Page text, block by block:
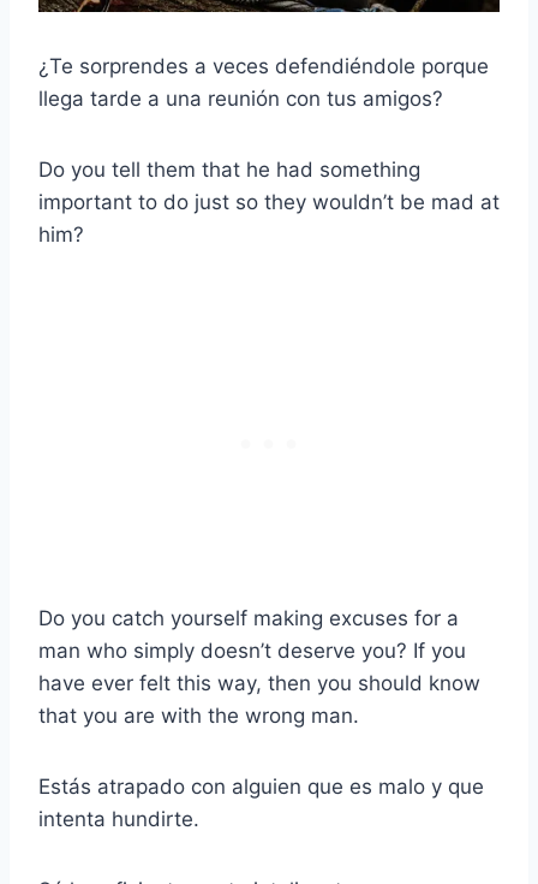
¿Te sorprendes a veces defendiéndole porque
llega tarde a una reunión con tus amigos?
Do you tell them that he had something
important to do just so they wouldn’t be mad at
him?
Do you catch yourself making excuses for a
man who simply doesn’t deserve you? If you
have ever felt this way, then you should know
that you are with the wrong man.
Estás atrapado con alguien que es malo y que
intenta hundirte.